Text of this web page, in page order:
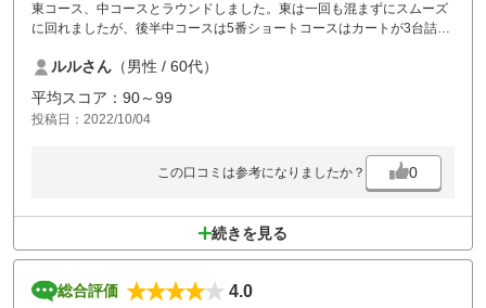
東コース、中コースとラウンドしました。東は一回も混まずにスムーズ
に回れましたが、後半中コースは5番ショートコースはカートが3台詰ま
替えてください。食べ飽きました。
ルルさん （男性 / 60代）
平均スコア：90～99
投稿日：2022/10/04
この口コミは参考になりましたか？ 0
続きを見る
総合評価
4.0